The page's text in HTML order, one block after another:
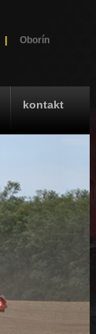
Oborín
kontakt